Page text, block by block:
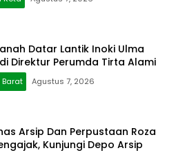
Datar Lantik Inoki Ulma
Direktur Perumda Tirta Alami
Barat Agustus 7, 2026
Arsip Dan Perpustaan Roza
Kunjungi Depo Arsip